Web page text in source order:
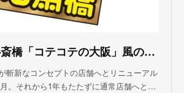
ユニクロ、心斎橋「コテコテの大阪」風の店舗を1年待たず通常店舗に戻した理由
斬新なコンセプトの店舗へとリニューアル
。それから1年もたたずに通常店舗へと…